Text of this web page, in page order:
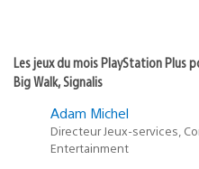
Les jeux du mois PlayStation Plus
Big Walk, Signalis
Adam Michel
Directeur Jeux-services,
Entertainment